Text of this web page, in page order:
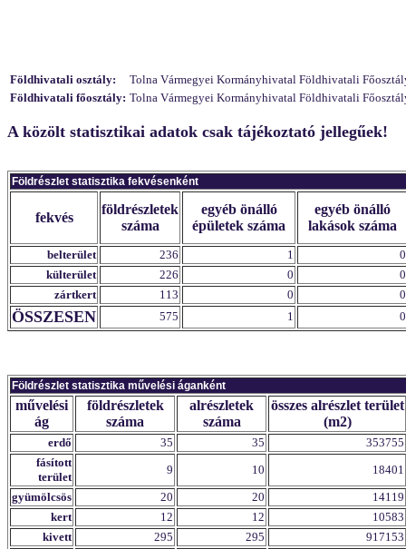
Földhivatali osztály:
Tolna Vármegyei Kormányhivatal Földhivatali
Földhivatali főosztály: Tolna Vármegyei Kormányhivatal Földhivatali
A közölt statisztikai adatok csak tájékoztató jellegűek!
Földrészlet statisztika fekvésenként
fekvés
földrészletek
száma
egyéb önálló
épületek száma
egyéb önálló
lakások száma
belterület 236 1
0
külterület
226 0
0
zártkert
113 0 0
ÖSSZESEN 575 1 0
Földrészlet statisztika művelési áganként
művelési
ág
földrészletek
száma
alrészletek
száma
összes alrészlet terület
(m2)
erdő 35 35
353755
fásított
terület
9 10
18401
gyümölcsös
20 20
14119
kert
12 12
10583
kivett
295 295
917153